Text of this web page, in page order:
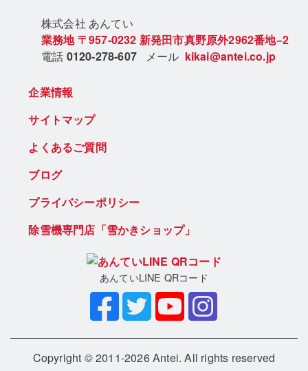
株式会社 あんてい
業務地 〒957-0232 新発田市真野原外2962番地−2
電話 0120-278-607 メール kikai@antei.co.jp
企業情報
サイトマップ
よくあるご質問
ブログ
プライバシーポリシー
除雪機専門店「雪かきショップ」
あんていLINE QRコード
Copyright © 2011-2026 Antei. All rights reserved